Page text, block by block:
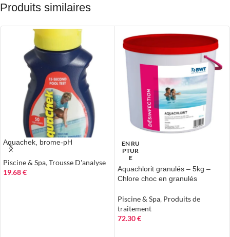
Produits similaires
Aquachek, brome-pH
Piscine & Spa, Trousse D'analyse
19.68€
EN RU
PTUR
E
Aquachlorit granulés – 5kg –
Chlore choc en granulés
Piscine & Spa, Produits de
traitement
72.30€